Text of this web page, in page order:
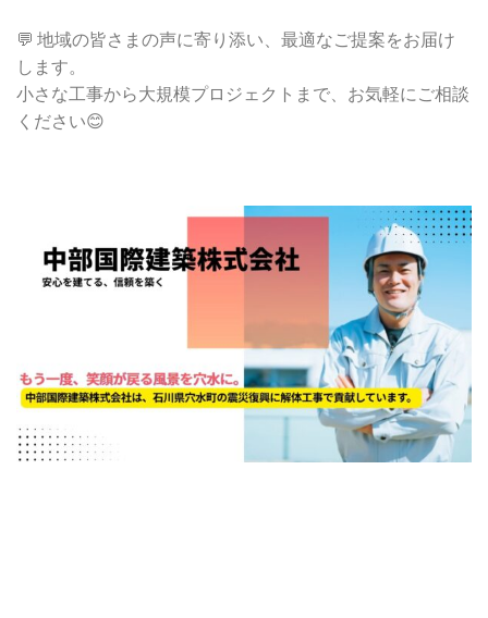
💬 地域の皆さまの声に寄り添い、最適なご提案をお届け
します。
小さな工事から大規模プロジェクトまで、お気軽にご相談
ください😊